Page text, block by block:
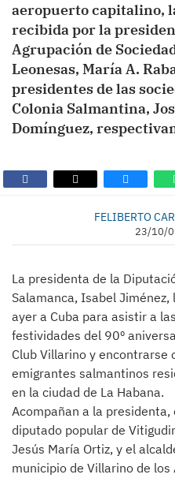
aeropuerto capitalino,
recibida por la
Agrupación de
Leonesas, María A.
presidentes de las
Colonia Salmantina,
Domínguez,
FELIBERTO
23/10/
La presidenta de la
Salamanca, Isabel Jiménez,
ayer a Cuba para asistir a las
festividades del 90º
Club Villarino y encontrarse
emigrantes salmantinos
en la ciudad de La Habana.
Acompañan a la presidenta,
diputado popular de
Jesús María Ortiz, y el
municipio de Villarino de